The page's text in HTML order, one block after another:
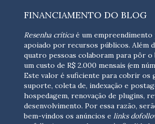
FINANCIAMENTO DO BLOG
Resenha críticaé um empreendimento
apoiado por recursos públicos. Além
quatro pessoas colaboram para pôr o
um custo de R$ 2.000 mensais (em
Este valor é suficiente para cobrir os
suporte, coleta de, indexação e
hospedagem, renovação de plugins,
desenvolvimento. Por essa razão,
bem-vindos os anúncios e links